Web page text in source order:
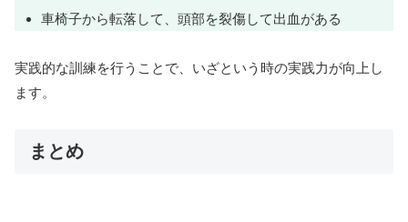
車椅子から転落して、頭部を裂傷して出血がある
実践的な訓練を行うことで、いざという時の実践力が向上し
ます。
まとめ